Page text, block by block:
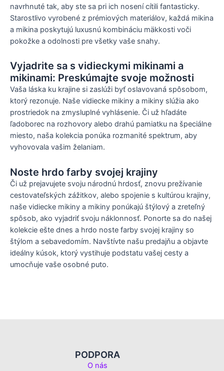
navrhnuté tak, aby ste sa pri ich nosení cítili fantasticky.
Starostlivo vyrobené z prémiových materiálov, každá mikina
a mikina poskytujú luxusnú kombináciu mäkkosti voči
pokožke a odolnosti pre všetky vaše snahy.
Vyjadrite sa s vidieckymi mikinami a
mikinami: Preskúmajte svoje možnosti
Vaša láska ku krajine si zaslúži byť oslavovaná spôsobom,
ktorý rezonuje. Naše vidiecke mikiny a mikiny slúžia ako
prostriedok na zmysluplné vyhlásenie. Či už hľadáte
ľadoborec na rozhovory alebo drahú pamiatku na špeciálne
miesto, naša kolekcia ponúka rozmanité spektrum, aby
vyhovovala vašim želaniam.
Noste hrdo farby svojej krajiny
Či už prejavujete svoju národnú hrdosť, znovu prežívanie
cestovateľských zážitkov, alebo spojenie s kultúrou krajiny,
naše vidiecke mikiny a mikiny ponúkajú štýlový a zreteľný
spôsob, ako vyjadriť svoju náklonnosť. Ponorte sa do našej
kolekcie ešte dnes a hrdo noste farby svojej krajiny so
štýlom a sebavedomím. Navštívte našu predajňu a objavte
ideálny kúsok, ktorý vystihuje podstatu vašej cesty a
umocňuje vaše osobné puto.
PODPORA
O nás